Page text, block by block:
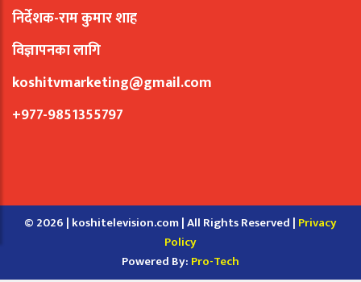
निर्देशक-राम कुमार शाह
विज्ञापनका लागि
koshitvmarketing@gmail.com
+977-9851355797
© 2026 | koshitelevision.com | All Rights Reserved | Privacy
Policy
Powered By: Pro-Tech